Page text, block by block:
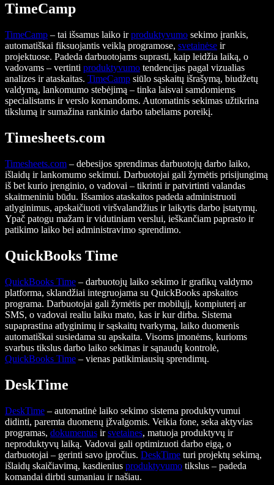
TimeCamp
TimeCamp – tai išsamus laiko irproduktyvumo sekimo įrankis,
automatiškai fiksuojantis veiklą programose, svetainėse ir
projektuose. Padeda darbuotojams suprasti, kaip leidžia laiką, o
vadovams – vertinti produktyvumo tendencijas pagal vizualias
analizes ir ataskaitas. TimeCamp siūlo sąskaitų išrašymą, biudžetų
valdymą, lankomumo stebėjimą – tinka laisvai samdomiems
specialistams ir verslo komandoms. Automatinis sekimas užtikrina
tikslumą ir sumažina rankinio darbo tabeliams poreikį.
Timesheets.com
Timesheets.com – debesijos sprendimas darbuotojų darbo laiko,
išlaidų ir lankomumo sekimui. Darbuotojai gali žymėtis prisijungimą
iš bet kurio įrenginio, o vadovai – tikrinti ir patvirtinti valandas
skaitmeniniu būdu. Išsamios ataskaitos padeda administruoti
atlyginimus, apskaičiuoti viršvalandžius ir laikytis darbo įstatymų.
Ypač patogu mažam ir vidutiniam verslui, ieškančiam paprasto ir
patikimo laiko bei administravimo sprendimo.
QuickBooks Time
QuickBooks Time – darbuotojų laiko sekimo ir grafikų valdymo
platforma, sklandžiai integruojama su QuickBooks apskaitos
programa. Darbuotojai gali žymėtis per mobilųjį, kompiuterį ar
SMS, o vadovai realiu laiku mato, kas ir kur dirba. Sistema
supaprastina atlyginimų ir sąskaitų tvarkymą, laiko duomenis
automatiškai susiedama su apskaita. Visoms įmonėms, kurioms
svarbus tikslus darbo laiko sekimas ir sąnaudų kontrolė,
QuickBooks Time – vienas patikimiausių sprendimų.
DeskTime
DeskTime – automatinė laiko sekimo sistema produktyvumui
didinti, paremta duomenų įžvalgomis. Veikia fone, seka aktyvias
programas, dokumentus irsvetaines, matuoja produktyvų ir
neproduktyvų laiką. Vadovai gali optimizuoti darbo eigą, o
darbuotojai – gerinti savo įpročius. DeskTime turi projektų sekimą,
išlaidų skaičiavimą, kasdienius produktyvumo tikslus – padeda
komandai dirbti sumaniau ir našiau.